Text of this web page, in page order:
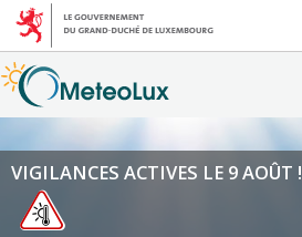
VIGILANCES ACTIVES LE 9 AOÛT !